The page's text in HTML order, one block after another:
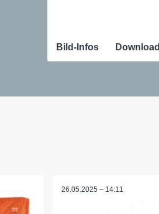
Bild-Infos Download
26.05.2025 – 14:11